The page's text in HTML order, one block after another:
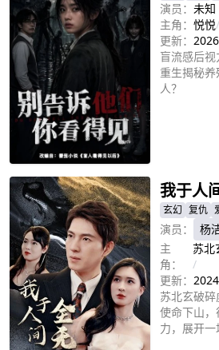
演员： 未知
主角： 悦悦/
更新：
盲流感后视
重生揭秘
人？
我于人
玄幻 复仇
演员：
杨
主
角：
苏北
/
更新：
苏北玄破
使命下山
力，展开一